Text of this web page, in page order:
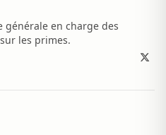
en charge des
les primes.